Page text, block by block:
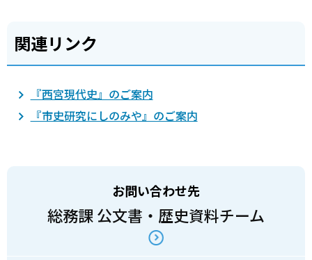
関連リンク
『西宮現代史』のご案内
『市史研究にしのみや』のご案内
お問い合わせ先
総務課 公文書・歴史資料チーム